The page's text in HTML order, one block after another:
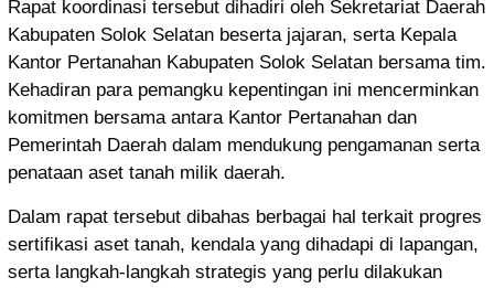
Rapat koordinasi tersebut dihadiri oleh Sekretariat Daerah
Kabupaten Solok Selatan beserta jajaran, serta Kepala
Kantor Pertanahan Kabupaten Solok Selatan bersama tim.
Kehadiran para pemangku kepentingan ini mencerminkan
komitmen bersama antara Kantor Pertanahan dan
Pemerintah Daerah dalam mendukung pengamanan serta
penataan aset tanah milik daerah.
Dalam rapat tersebut dibahas berbagai hal terkait progres
sertifikasi aset tanah, kendala yang dihadapi di lapangan,
serta langkah-langkah strategis yang perlu dilakukan